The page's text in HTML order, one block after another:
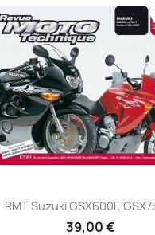
RMT Suzuki GSX600F,
39,00 €